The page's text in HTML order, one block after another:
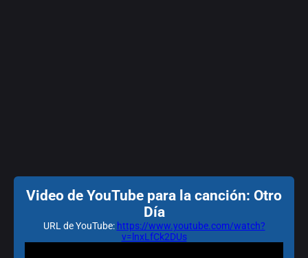
Video de YouTube para la canción: Otro
Día
URL de YouTube: https://www.youtube.com/watch?
v=lnxLfCk2DUs